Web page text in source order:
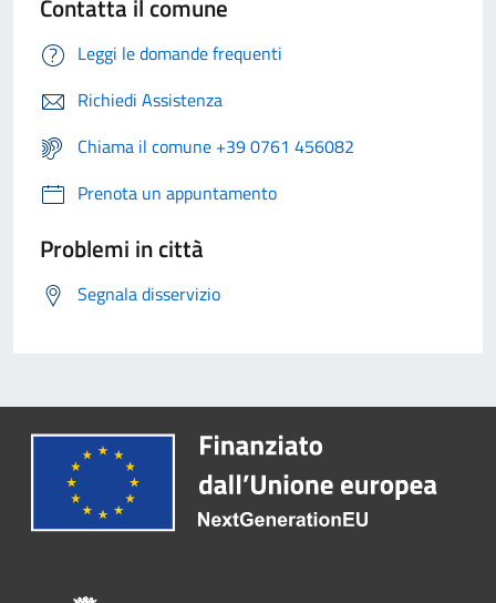
Contatta il comune
Leggi le domande frequenti
Richiedi Assistenza
Chiama il comune +39 0761 456082
Prenota un appuntamento
Problemi in città
Segnala disservizio